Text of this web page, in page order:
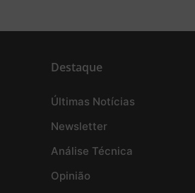
Destaque
Últimas Notícias
Newsletter
Análise Técnica
Opinião